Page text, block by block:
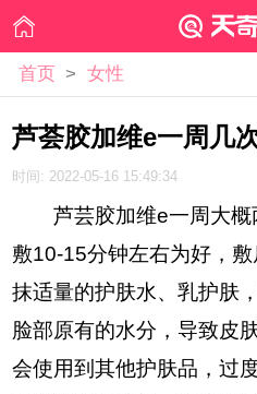
首页 > 女性
芦荟胶加维e一周几
时间: 2022-05-16 15:49:34
芦芸胶加维e一周大概
敷10-15分钟左右为好，
抹适量的护肤水、乳护肤
脸部原有的水分，导致皮
会使用到其他护肤品，过